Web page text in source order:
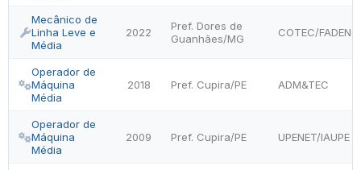
Mecânico de
Linha Leve e
Média
2022
Pref. Dores de
Guanhães/MG
COTEC/
Operador de
Máquina
Média
2018 Pref. Cupira/PE ADM&TEC
Operador de
Máquina
Média
2009 Pref. Cupira/PE UPENET/IAUPE